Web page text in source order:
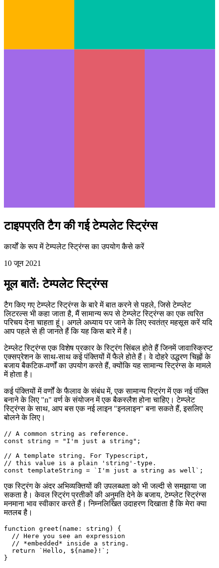
टाइपप्रति टैग की गई टेम्पलेट स्ट्रिंग्स
10 जून 2021
मूल बातें: टेम्पलेट स्ट्रिंग्स
टैग किए गए टेम्प्लेट स्ट्रिंग्स के बारे में बात करने से पहले, जिसे टेम्प्लेट
परिचय देना चाहता हूं। अगले अध्याय पर जाने के लिए स्वतंत्र महसूस करें यदि
आप पहले से ही जानते हैं कि यह किस बारे में है।
टेम्प्लेट स्ट्रिंग्स एक विशेष प्रकार के स्ट्रिंग सिंबल होते हैं जिनमें जावास्क्रिप्ट
बजाय बैकटिक-वर्णों का उपयोग करते हैं, क्योंकि यह सामान्य स्ट्रिंग्स के मामले
में होता है।
कई पंक्तियों में वर्णों के फैलाव के संबंध में, एक सामान्य स्ट्रिंग में एक नई पंक्ति
स्ट्रिंग्स के साथ, आप बस एक नई लाइन "इनलाइन" बना सकते हैं, इसलिए
बोलने के लिए।
// A common string as reference.
const string = "I'm just a string";
// A template string. For Typescript,
// this value is a plain 'string'-type.
एक स्ट्रिंग के अंदर अभिव्यक्तियों की उपलब्धता को भी जल्दी से समझाया जा
मनमाना भाव स्वीकार करते हैं। निम्नलिखित उदाहरण दिखाता है कि मेरा क्या
मतलब है।
function greet(name: string) {
  // Here you see an expression